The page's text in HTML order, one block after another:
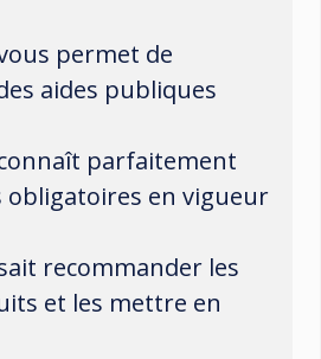
permet de
aides publiques
connaît parfaitement
obligatoires en vigueur
recommander les
et les mettre en